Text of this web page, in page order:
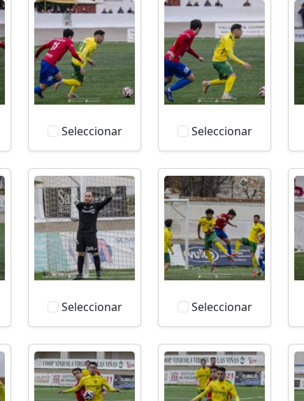
Seleccionar Seleccionar
Seleccionar Seleccionar